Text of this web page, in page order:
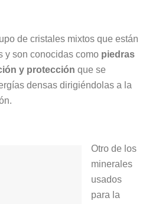
de cristales mixtos que están
y son conocidas como piedras
y protección que se
densas dirigiéndolas a la
Otro de los
minerales
usados
para la